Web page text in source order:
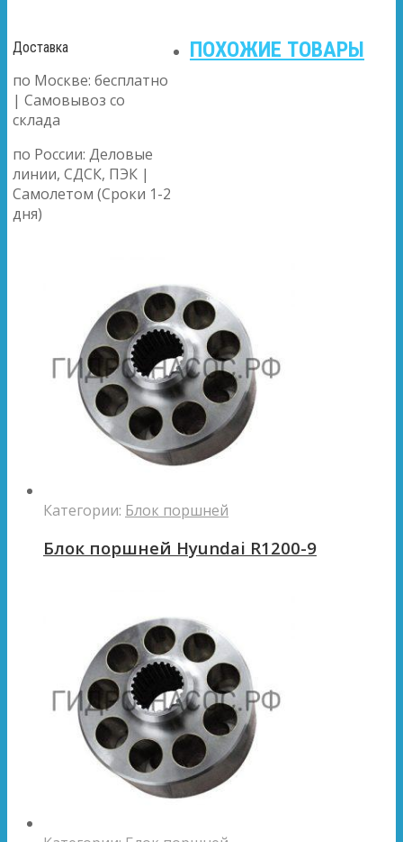
Доставка
по Москве: бесплатно
| Самовывоз со
склада
по России: Деловые
линии, СДСК, ПЭК |
Самолетом (Сроки 1-2
дня)
ПОХОЖИЕ ТОВАРЫ
Категории: Блок поршней
Блок поршней Hyundai R1200-9